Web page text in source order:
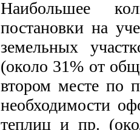
Наибольшее
постановки на
земельных
(около 31% от
втором месте по
необходимости
теплиц и пр.